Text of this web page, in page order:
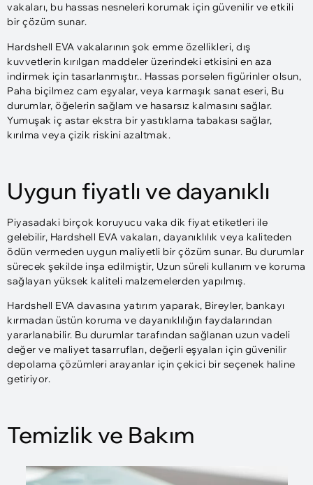
vakaları, bu hassas nesneleri korumak için güvenilir ve etkili
bir çözüm sunar.
Hardshell EVA vakalarının şok emme özellikleri, dış
kuvvetlerin kırılgan maddeler üzerindeki etkisini en aza
indirmek için tasarlanmıştır.. Hassas porselen figürinler olsun,
Paha biçilmez cam eşyalar, veya karmaşık sanat eseri, Bu
durumlar, öğelerin sağlam ve hasarsız kalmasını sağlar.
Yumuşak iç astar ekstra bir yastıklama tabakası sağlar,
kırılma veya çizik riskini azaltmak.
Uygun fiyatlı ve dayanıklı
Piyasadaki birçok koruyucu vaka dik fiyat etiketleri ile
gelebilir, Hardshell EVA vakaları, dayanıklılık veya kaliteden
ödün vermeden uygun maliyetli bir çözüm sunar. Bu durumlar
sürecek şekilde inşa edilmiştir, Uzun süreli kullanım ve koruma
sağlayan yüksek kaliteli malzemelerden yapılmış.
Hardshell EVA davasına yatırım yaparak, Bireyler, bankayı
kırmadan üstün koruma ve dayanıklılığın faydalarından
yararlanabilir. Bu durumlar tarafından sağlanan uzun vadeli
değer ve maliyet tasarrufları, değerli eşyaları için güvenilir
depolama çözümleri arayanlar için çekici bir seçenek haline
getiriyor.
Temizlik ve Bakım